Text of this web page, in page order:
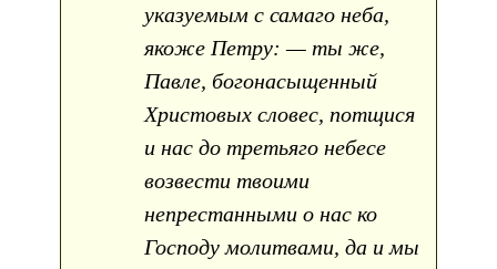
указуемым с самаго неба,
якоже Петру: — ты же,
Павле, богонасыщенный
Христовых словес, потщися
и нас до третьяго небесе
возвести твоими
непрестанными о нас ко
Господу молитвами, да и мы